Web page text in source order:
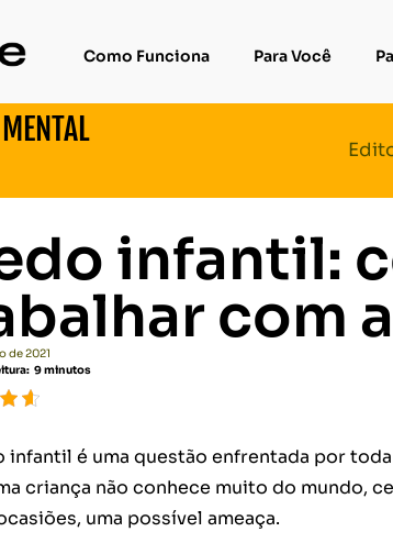
Como Funciona Para Você
infantil:
com
de 2021
9minutos
infantil é uma questão enfrentada por
criança não conhece muito do mundo,
uma possível ameaça.